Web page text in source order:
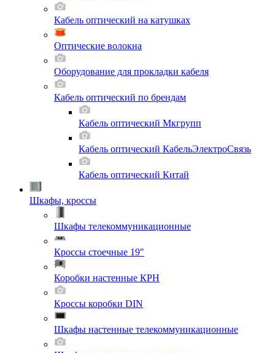
Кабель оптический на катушках
Оптические волокна
Оборудование для прокладки кабеля
Кабель оптический по брендам
Кабель оптический Мкгрупп
Кабель оптический КабельЭлектроСвязь
Кабель оптический Китай
Шкафы, кроссы
Шкафы телекоммуникационные
Кроссы стоечные 19"
Коробки настенные КРН
Кроссы коробки DIN
Шкафы настенные телекоммуникационные